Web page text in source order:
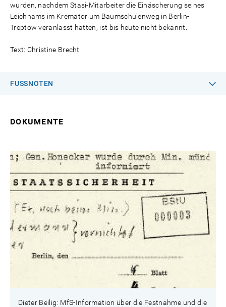
wurden, nachdem Stasi-Mitarbeiter die Einäscherung seines
Leichnams im Krematorium Baumschulenweg in Berlin-
Treptow veranlasst hatten, ist bis heute nicht bekannt.
Text: Christine Brecht
FUSSNOTEN
DOKUMENTE
Dieter Beilig: MfS-Information über die Festnahme und die